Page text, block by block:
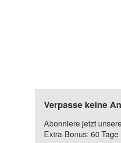
Verpasse keine
Abonniere jetzt
Extra-Bonus: 60